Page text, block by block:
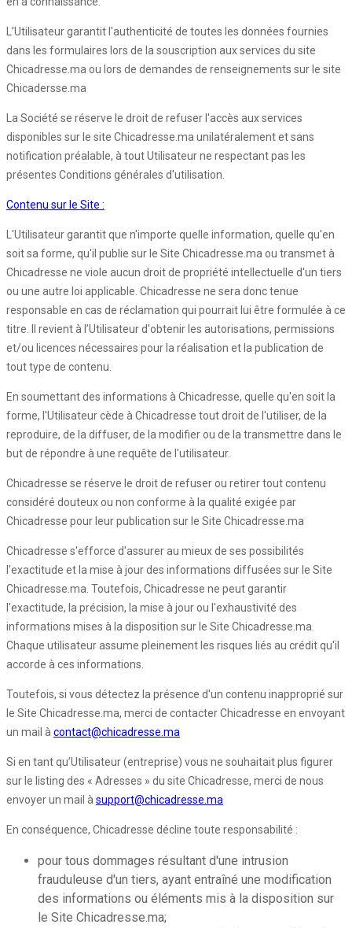
L’Utilisateur garantit l'authenticité de toutes les données fournies
dans les formulaires lors de la souscription aux services du site
Chicadresse.ma ou lors de demandes de renseignements sur le site
Chicadersse.ma
La Société se réserve le droit de refuser l'accès aux services
disponibles sur le site Chicadresse.ma unilatéralement et sans
notification préalable, à tout Utilisateur ne respectant pas les
présentes Conditions générales d'utilisation.
Contenu sur le Site :
L'Utilisateur garantit que n'importe quelle information, quelle qu'en
soit sa forme, qu'il publie sur le Site Chicadresse.ma ou transmet à
Chicadresse ne viole aucun droit de propriété intellectuelle d'un tiers
ou une autre loi applicable. Chicadresse ne sera donc tenue
responsable en cas de réclamation qui pourrait lui être formulée à ce
titre. Il revient à l’Utilisateur d'obtenir les autorisations, permissions
et/ou licences nécessaires pour la réalisation et la publication de
tout type de contenu.
En soumettant des informations à Chicadresse, quelle qu'en soit la
forme, l'Utilisateur cède à Chicadresse tout droit de l'utiliser, de la
reproduire, de la diffuser, de la modifier ou de la transmettre dans le
but de répondre à une requête de l'utilisateur.
Chicadresse se réserve le droit de refuser ou retirer tout contenu
considéré douteux ou non conforme à la qualité exigée par
Chicadresse pour leur publication sur le Site Chicadresse.ma
Chicadresse s'efforce d'assurer au mieux de ses possibilités
l'exactitude et la mise à jour des informations diffusées sur le Site
Chicadresse.ma. Toutefois, Chicadresse ne peut garantir
l'exactitude, la précision, la mise à jour ou l'exhaustivité des
informations mises à la disposition sur le Site Chicadresse.ma.
Chaque utilisateur assume pleinement les risques liés au crédit qu'il
accorde à ces informations.
Toutefois, si vous détectez la présence d'un contenu inapproprié sur
le Site Chicadresse.ma, merci de contacter Chicadresse en envoyant
un mail àcontact@chicadresse.ma
Si en tant qu’Utilisateur (entreprise) vous ne souhaitait plus figurer
sur le listing des « Adresses » du site Chicadresse, merci de nous
envoyer un mail àsupport@chicadresse.ma
En conséquence, Chicadresse décline toute responsabilité :
pour tous dommages résultant d'une intrusion
frauduleuse d'un tiers, ayant entraîné une modification
des informations ou éléments mis à la disposition sur
le Site Chicadresse.ma;